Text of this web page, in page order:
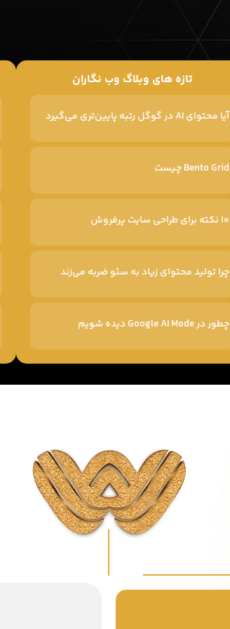
تازه های وبلاگ وب نگاران
آیا محتوای AI در گوگل رتبه پایین‌تری می‌گیرد
Bento Grid چیست
۱۰ نکته برای طراحی سایت پرفروش
چرا تولید محتوای زیاد به سئو ضربه می‌زند
چطور در Google AI Mode دیده شویم